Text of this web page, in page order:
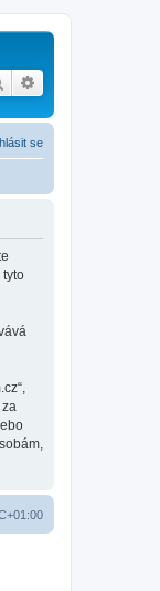
Hledat
se
tyto